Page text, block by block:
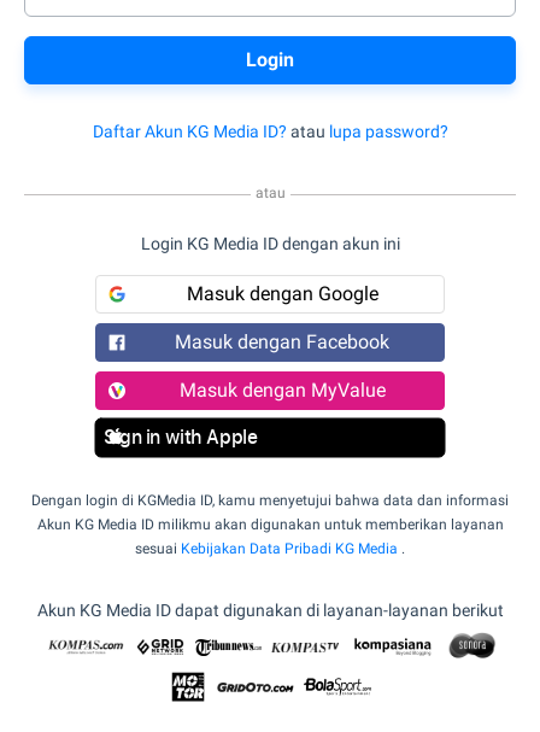
Daftar Akun KG Media ID? atau lupa password?
atau
Login KG Media ID dengan akun ini
Masuk dengan Google
Masuk dengan Facebook
Masuk dengan MyValue
Sign in with Apple
Dengan login di KGMedia ID, kamu menyetujui bahwa data dan informasi
Akun KG Media ID milikmu akan digunakan untuk memberikan layanan
sesuai Kebijakan Data Pribadi KG Media .
Akun KG Media ID dapat digunakan di layanan-layanan berikut